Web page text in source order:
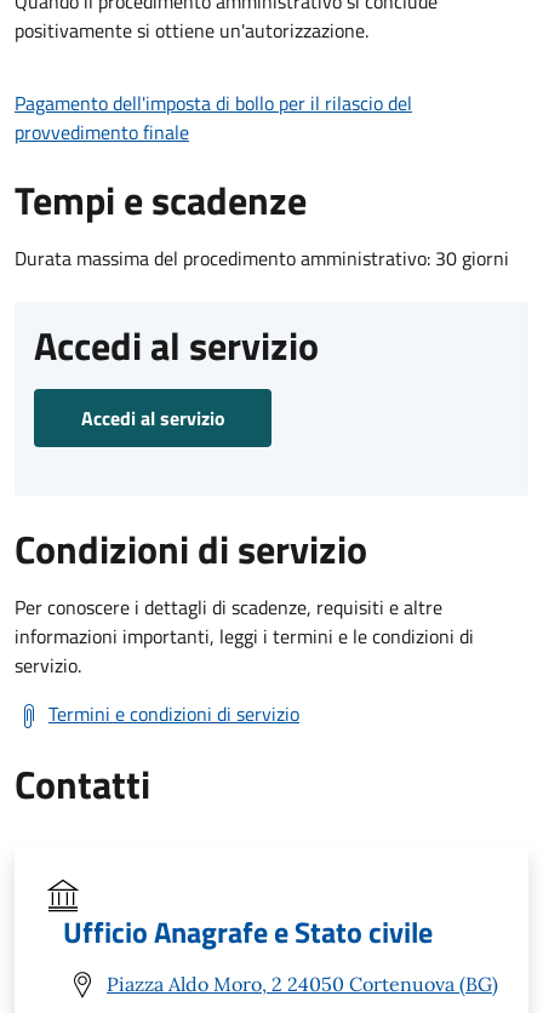
positivamente si ottiene un'autorizzazione.
Pagamento dell'imposta di bollo per il rilascio del
provvedimento finale
Tempi e scadenze
Durata massima del procedimento amministrativo: 30 giorni
Accedi al servizio
Accedi al servizio
Condizioni di servizio
Per conoscere i dettagli di scadenze, requisiti e altre
informazioni importanti, leggi i termini e le condizioni di
servizio.
Termini e condizioni di servizio
Contatti
Ufficio Anagrafe e Stato civile
Piazza Aldo Moro, 2 24050 Cortenuova (BG)